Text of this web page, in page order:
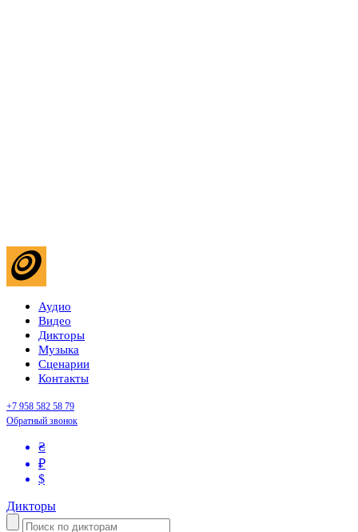
Аудио
Видео
Дикторы
Музыка
Сценарии
Контакты
+7 958 582 58 79
Обратный звонок
₴
₽
$
Дикторы